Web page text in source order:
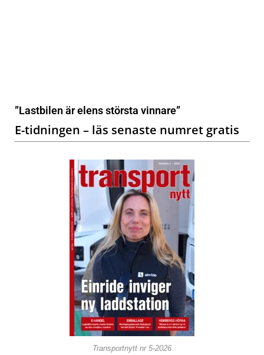
”Lastbilen är elens största vinnare”
E-tidningen – läs senaste numret gratis
Transportnytt nr 5-2026